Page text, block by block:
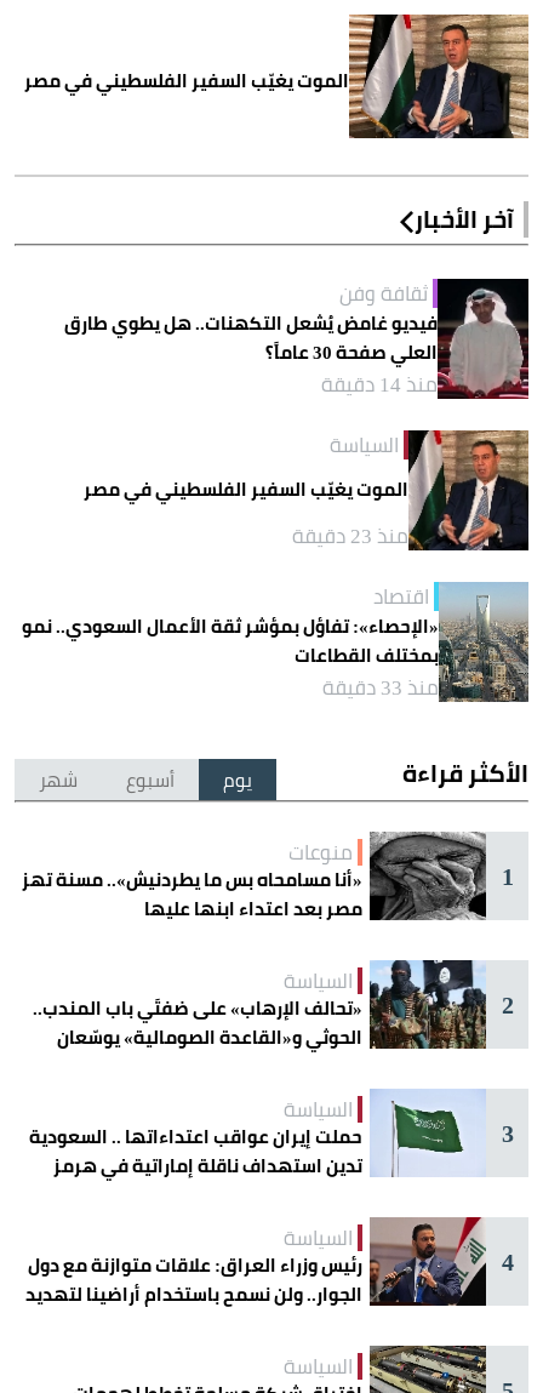
الموت يغيّب السفير الفلسطيني في مصر
آخر الأخبار
ثقافة وفن
فيديو غامض يُشعل التكهنات.. هل يطوي طارق
العلي صفحة 30 عاماً؟
منذ 14 دقيقة
السياسة
الموت يغيّب السفير الفلسطيني في مصر
منذ 23 دقيقة
اقتصاد
«الإحصاء»: تفاؤل بمؤشر ثقة الأعمال السعودي.. نمو
بمختلف القطاعات
منذ 33 دقيقة
الأكثر قراءة يوم أسبوع شهر
1
منوعات
«أنا مسامحاه بس ما يطردنيش».. مسنة تهز
مصر بعد اعتداء ابنها عليها
2
السياسة
«تحالف الإرهاب» على ضفتَي باب المندب..
الحوثي و«القاعدة الصومالية» يوسّعان
3
السياسة
حملت إيران عواقب اعتداءاتها .. السعودية
تدين استهداف ناقلة إماراتية في هرمز
4
السياسة
رئيس وزراء العراق: علاقات متوازنة مع دول
الجوار.. ولن نسمح باستخدام أراضينا لتهديد
السياسة